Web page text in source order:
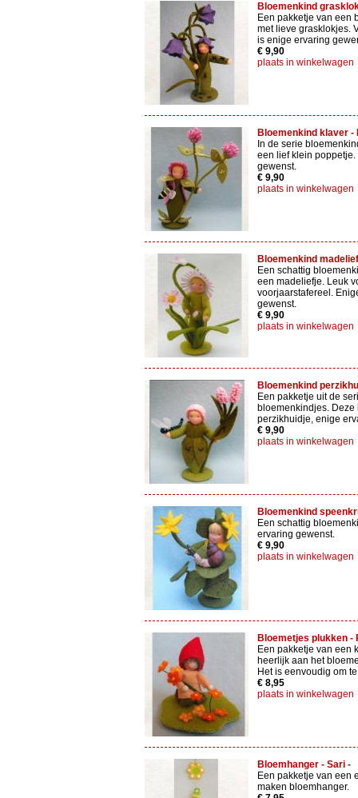
Bloemenkind
Een pakketje van een
met lieve grasklokjes.
is enige ervaring
€ 9,90
plaats in winkelwagen
Bloemenkind klaver -
In de serie
een lief klein
gewenst.
€ 9,90
plaats in winkelwagen
Bloemenkind
Een schattig
een madeliefje. Leuk
voorjaarstafereel.
gewenst.
€ 9,90
plaats in winkelwagen
Bloemenkind
Een pakketje uit de
bloemenkindjes. Deze
perzikhuidje, enige
€ 9,90
plaats in winkelwagen
Bloemenkind
Een schattig
ervaring gewenst.
€ 9,90
plaats in winkelwagen
Bloemetjes plukken -
Een pakketje van een
heerlijk aan het
Het is eenvoudig om
€ 8,95
plaats in winkelwagen
Bloemhanger - Sari -
Een pakketje van een
maken bloemhanger.